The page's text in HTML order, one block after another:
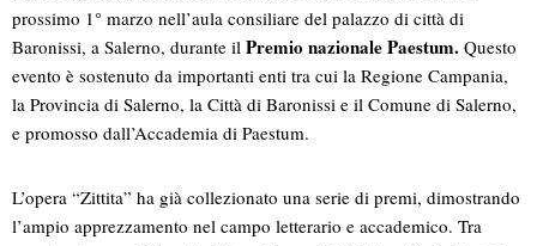
prossimo 1° marzo nell’aula consiliare del palazzo di città di
Baronissi, a Salerno, durante il Premio nazionale Paestum. Questo
evento è sostenuto da importanti enti tra cui la Regione Campania,
la Provincia di Salerno, la Città di Baronissi e il Comune di Salerno,
e promosso dall’Accademia di Paestum.
L’opera “Zittita” ha già collezionato una serie di premi, dimostrando
l’ampio apprezzamento nel campo letterario e accademico. Tra